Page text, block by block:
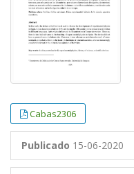
Cabas2306
Publicado 15-06-2020